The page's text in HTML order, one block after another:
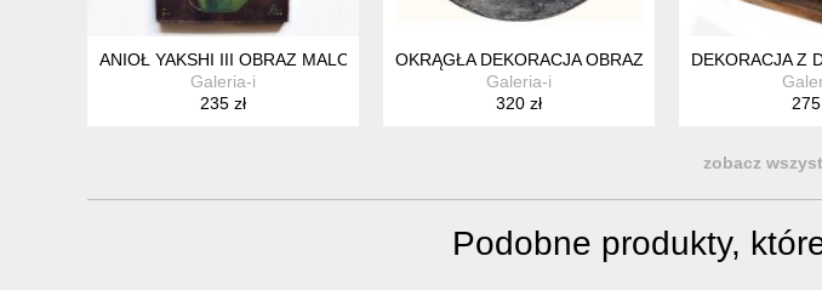
ANIOŁ YAKSHI III OBRAZ MALOWANY NA DESCE
Galeria-i
235 zł
OKRĄGŁA DEKORACJA OBRAZ ABSTRAKCYJNY
Galeria-i
320 zł
DEKORACJA Z
275
zobacz
Podobne produkty,